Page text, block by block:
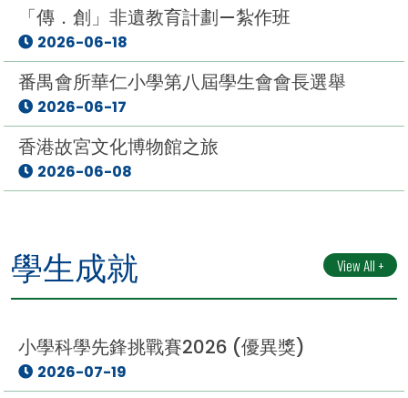
「傳．創」非遺教育計劃—紮作班
2026-06-18
番禺會所華仁小學第八屆學生會會長選舉
2026-06-17
香港故宮文化博物館之旅
2026-06-08
學生成就 View All +
小學科學先鋒挑戰賽2026 (優異獎)
2026-07-19